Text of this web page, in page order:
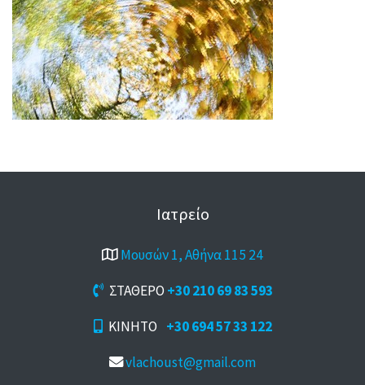
Ιατρείο
Μουσών 1, Αθήνα 115 24
ΣΤΑΘΕΡΟ +30 210 69 83 593
ΚΙΝΗΤΟ +30 694 57 33 122
vlachoust@gmail.com